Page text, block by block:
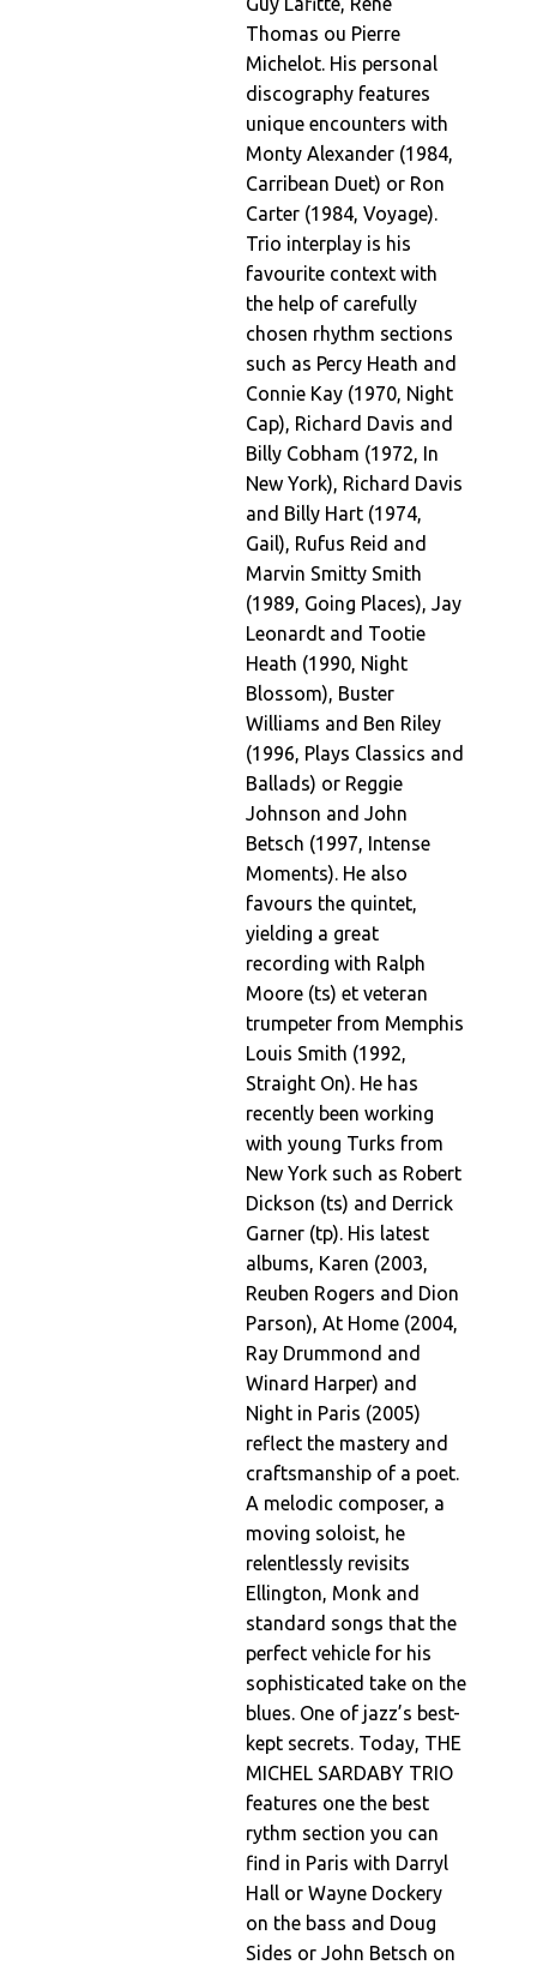
Thomas ou Pierre
Michelot. His personal
discography features
unique encounters with
Monty Alexander (1984,
Carribean Duet) or Ron
Carter (1984, Voyage).
Trio interplay is his
favourite context with
the help of carefully
chosen rhythm sections
such as Percy Heath and
Connie Kay (1970, Night
Cap), Richard Davis and
Billy Cobham (1972, In
New York), Richard Davis
and Billy Hart (1974,
Gail), Rufus Reid and
Marvin Smitty Smith
(1989, Going Places), Jay
Leonardt and Tootie
Heath (1990, Night
Blossom), Buster
Williams and Ben Riley
(1996, Plays Classics and
Ballads) or Reggie
Johnson and John
Betsch (1997, Intense
Moments). He also
favours the quintet,
yielding a great
recording with Ralph
Moore (ts) et veteran
trumpeter from Memphis
Louis Smith (1992,
Straight On). He has
recently been working
with young Turks from
New York such as Robert
Dickson (ts) and Derrick
Garner (tp). His latest
albums, Karen (2003,
Reuben Rogers and Dion
Parson), At Home (2004,
Ray Drummond and
Winard Harper) and
Night in Paris (2005)
reflect the mastery and
craftsmanship of a poet.
A melodic composer, a
moving soloist, he
relentlessly revisits
Ellington, Monk and
standard songs that the
perfect vehicle for his
sophisticated take on the
blues. One of jazz’s best-
kept secrets. Today, THE
MICHEL SARDABY TRIO
features one the best
rythm section you can
find in Paris with Darryl
Hall or Wayne Dockery
on the bass and Doug
Sides or John Betsch on